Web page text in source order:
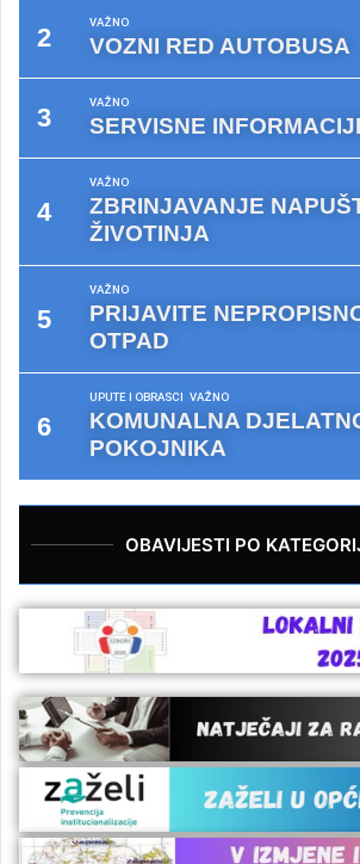
VAŽNO
VOZNI RED AUTOBUSA
VAŽNO
SERVISNE
VAŽNO
ZBRINJAVANJE
ŽIVOTINJA
VAŽNO
PRIJAVITE
OTPAD
UPUTE I OBRASCI VAŽNO
KOMUNALNA
POKOJNIKA
OBAVIJESTI PO